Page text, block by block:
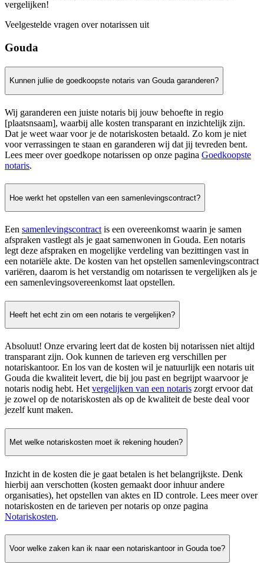
vergelijken!
Veelgestelde vragen over notarissen uit
Gouda
Kunnen jullie de goedkoopste notaris van Gouda garanderen?
Wij garanderen een juiste notaris bij jouw behoefte in regio
[plaatsnsaam], waarbij alle kosten transparant en inzichtelijk zijn.
Dat je weet waar voor je de notariskosten betaald. Zo kom je niet
voor verrassingen te staan en garanderen wij dat jij tevreden bent.
Lees meer over goedkope notarissen op onze pagina Goedkoopste
notaris.
Hoe werkt het opstellen van een samenlevingscontract?
Een samenlevingscontract is een overeenkomst waarin je samen
afspraken vastlegt als je gaat samenwonen in Gouda. Een notaris
legt deze afspraken en mogelijke verdeling van bezittingen vast in
een notariële akte. De kosten van het opstellen samenlevingscontract
variëren, daarom is het verstandig om notarissen te vergelijken als je
een samenlevingsovereenkomst laat opstellen.
Heeft het echt zin om een notaris te vergelijken?
Absoluut! Onze ervaring leert dat de kosten bij notarissen niet altijd
transparant zijn. Ook kunnen de tarieven erg verschillen per
notariskantoor. En los van de kosten wil je natuurlijk een notaris uit
Gouda die kwaliteit levert, die bij jou past en begrijpt waarvoor je
notaris nodig hebt. Hetvergelijken van een notaris zorgt ervoor dat
je zowel op de notariskosten als op de kwaliteit de beste deal voor
jezelf kunt maken.
Met welke notariskosten moet ik rekening houden?
Inzicht in de kosten die je gaat betalen is het belangrijkste. Denk
hierbij aan verschotten (kosten gemaakt door inhuur andere
organisaties), het opstellen van aktes en ID controle. Lees meer over
notariskosten en de tarieven per notaris op onze pagina
Notariskosten.
Voor welke zaken kan ik naar een notariskantoor in Gouda toe?